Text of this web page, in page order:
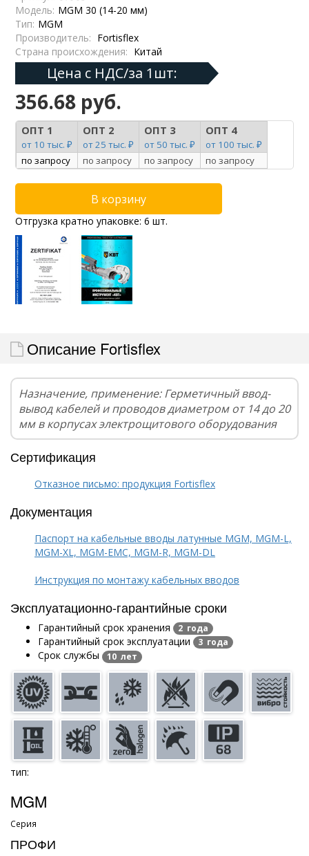
Модель: МGM 30 (14-20 мм)
Тип: MGM
Производитель: Fortisflex
Страна происхождения: Китай
Цена с НДС/за 1шт:
356.68 руб.
ОПТ 1
от 10 тыс. ₽
ОПТ 2
от 25 тыс. ₽
ОПТ 3
от 50 тыс. ₽
ОПТ 4
от 100 тыс. ₽
по запросу
по запросу по запросу по запросу
Отгрузка кратно упаковке: 6 шт.
Описание Fortisflex
Назначение, применение: Герметичный ввод-
вывод кабелей и проводов диаметром от 14 до 20
мм в корпусах электрощитового оборудования
Сертификация
Отказное письмо: продукция Fortisflex
Документация
Паспорт на кабельные вводы латунные MGM, MGM-L,
MGM-XL, MGM-EMC, MGM-R, MGM-DL
Инструкция по монтажу кабельных вводов
Эксплуатационно-гарантийные сроки
Гарантийный срок хранения 2 года
Гарантийный срок эксплуатации 3 года
Срок службы 10 лет
тип:
MGM
Серия
ПРОФИ